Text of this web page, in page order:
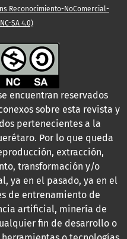
Reconocimiento-NoComercial-
SA 4.0)
encuentran reservados
sobre esta revista y
pertenecientes a la
Por lo que queda
extracción,
transformación y/o
ya en el pasado, ya en el
de entrenamiento de
artificial, minería de
fin de desarrollo o